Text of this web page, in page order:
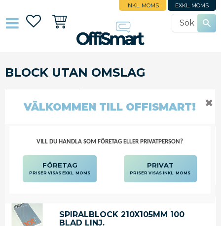
INKL. MOMS EXKL. MOMS
FavoriterKundvagn
BLOCK UTAN OMSLAG
BLOCK UTAN OMSLAG
FILTRERA SORTERA
SPIRALBLOCK 210X105MM 100
BLAD LINJ.
VÄLKOMMEN TILL OFFISMART!
VILL DU HANDLA SOM FÖRETAG ELLER PRIVATPERSON?
FÖRETAG
PRISER VISAS EXKL. MOMS
PRIVAT
PRISER VISAS INKL. MOMS
✖